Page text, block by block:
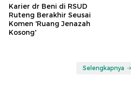
Karier dr Beni di RSUD
Ruteng Berakhir Seusai
Komen 'Ruang Jenazah
Kosong'
Selengkapnya